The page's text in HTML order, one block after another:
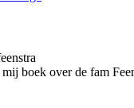
boek over de fam